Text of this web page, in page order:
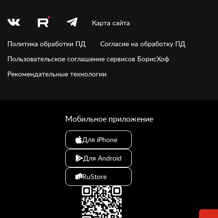
Карта сайта
Политика обработки ПД
Согласие на обработку ПД
Пользовательское соглашение сервисов БорисХоф
Рекомендательные технологии
Мобильное приложение
Для iPhone
Для Android
RuStore